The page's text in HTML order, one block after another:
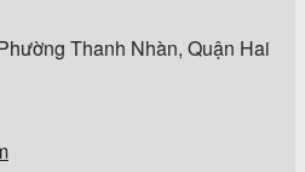
Thanh Nhàn, Quận Hai